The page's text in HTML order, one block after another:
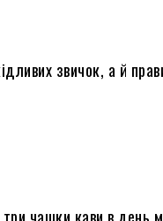
звичок, а й